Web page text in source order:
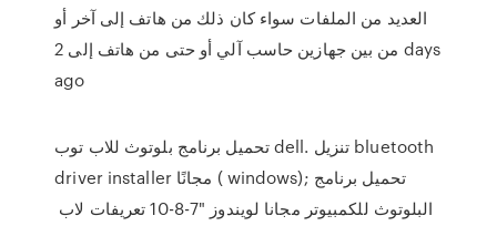
العديد من الملفات سواء كان ذلك من هاتف إلى آخر أو
من بين جهازين حاسب آلي أو حتى من هاتف إلى 2 days
ago
تحميل برنامج بلوتوث للاب توب dell. تنزيل bluetooth
driver installer مجانًا ( windows); تحميل برنامج
البلوتوث للكمبيوتر مجانا لويندوز "7-8-10 تعريفات لاب